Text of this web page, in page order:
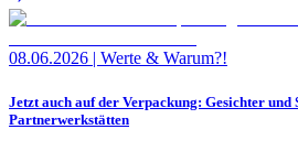
08.06.2026 | Werte & Warum?!
Jetzt auch auf der Verpackung: Gesichter und
Partnerwerkstätten